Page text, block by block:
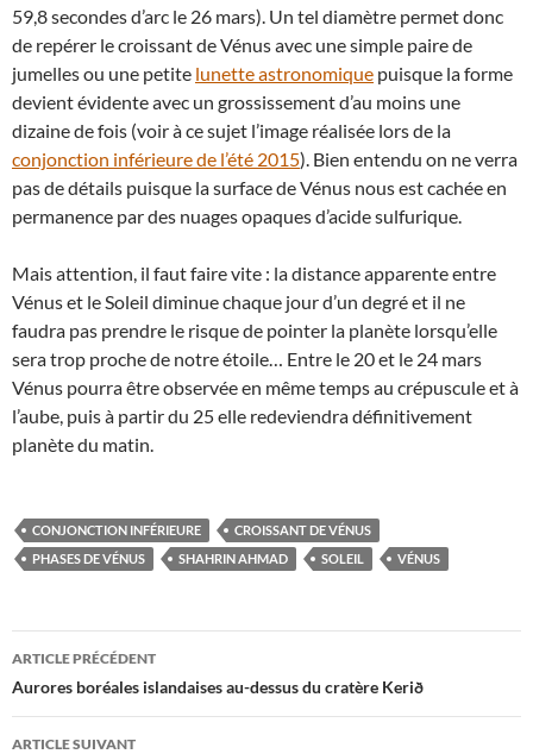
59,8 secondes d’arc le 26 mars). Un tel diamètre permet donc
de repérer le croissant de Vénus avec une simple paire de
jumelles ou une petite lunette astronomique puisque la forme
devient évidente avec un grossissement d’au moins une
dizaine de fois (voir à ce sujet l’image réalisée lors de la
conjonction inférieure de l’été 2015). Bien entendu on ne verra
pas de détails puisque la surface de Vénus nous est cachée en
permanence par des nuages opaques d’acide sulfurique.
Mais attention, il faut faire vite : la distance apparente entre
Vénus et le Soleil diminue chaque jour d’un degré et il ne
faudra pas prendre le risque de pointer la planète lorsqu’elle
sera trop proche de notre étoile… Entre le 20 et le 24 mars
Vénus pourra être observée en même temps au crépuscule et à
l’aube, puis à partir du 25 elle redeviendra définitivement
planète du matin.
CONJONCTION INFÉRIEURE
CROISSANT DE VÉNUS
PHASES DE VÉNUS
SHAHRIN AHMAD SOLEIL VÉNUS
Navigation
des
articles
ARTICLE PRÉCÉDENT
Aurores boréales islandaises au-dessus du cratère Kerið
ARTICLE SUIVANT